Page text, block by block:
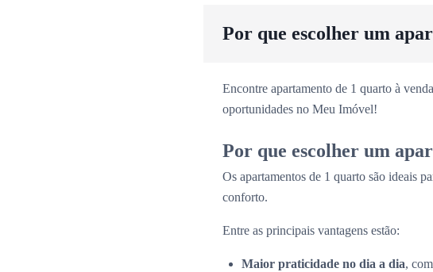
Por que escolher um
Encontre apartamento de 1 quarto à
oportunidades no Meu Imóvel!
Por que escolher um
Os apartamentos de 1 quarto são ideais
conforto.
Entre as principais vantagens estão:
Maior praticidade no dia a dia,